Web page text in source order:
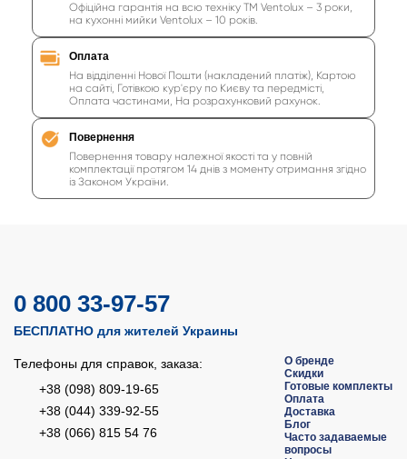
газовые варочные поверхности
варочная поверхность газ
индукционная варочная поверхность 2 конфорки
индукционная варочная поверхность на 2 конфорки
двухконфорочная индукционная варочная поверхность
индукционная варочная поверхность двухкомфорочная
варочная поверхность индукционная 2 конфорки
Офіційна гарантія на всю техніку ТМ Ventolux – 3 роки,
на кухонні мийки Ventolux – 10 років.
Оплата
На відділенні Нової Пошти (накладений платіж), Картою
на сайті, Готівкою кур'єру по Києву та передмісті,
Оплата частинами, На розрахунковий рахунок.
Повернення
Повернення товару належної якості та у повній
комплектації протягом 14 днів з моменту отримання згідно
із Законом України.
0 800 33-97-57
БЕСПЛАТНО для жителей Украины
Телефоны для справок, заказа:
+38 (098) 809-19-65
+38 (044) 339-92-55
+38 (066) 815 54 76
О бренде
Скидки
Готовые комплекты
Оплата
Доставка
Блог
Часто задаваемые
вопросы